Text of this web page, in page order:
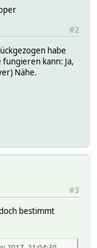
#2
habe
kann: Ja,
Nähe.
#3
bestimmt